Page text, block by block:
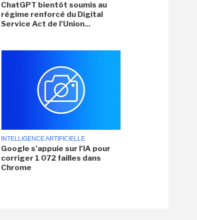
ChatGPT bientôt soumis au
régime renforcé du Digital
Service Act de l'Union...
INTELLIGENCE ARTIFICIELLE
Google s'appuie sur l'IA pour
corriger 1 072 failles dans
Chrome